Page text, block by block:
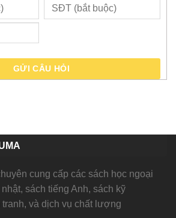
GỬI CÂU HỎI
cung cấp các sách học ngoại
sách tiếng Anh, sách kỹ
và dịch vụ chất lượng